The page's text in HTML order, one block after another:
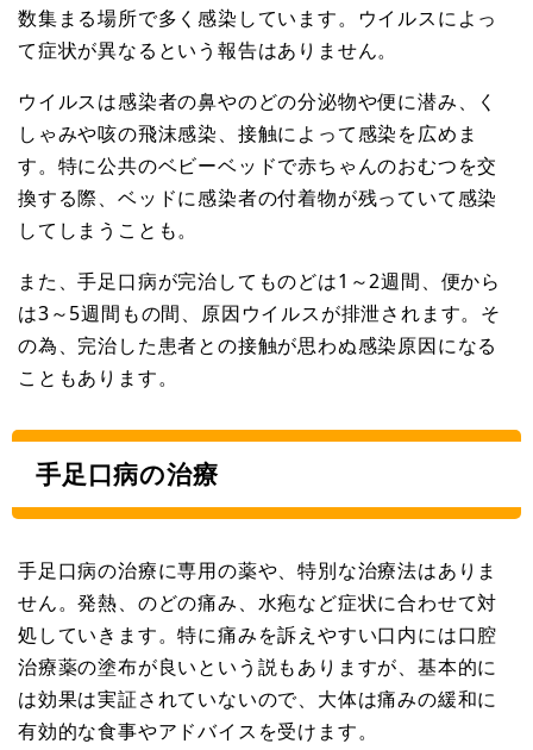
数集まる場所で多く感染しています。ウイルスによっ
て症状が異なるという報告はありません。
ウイルスは感染者の鼻やのどの分泌物や便に潜み、く
しゃみや咳の飛沫感染、接触によって感染を広めま
す。特に公共のベビーベッドで赤ちゃんのおむつを交
換する際、ベッドに感染者の付着物が残っていて感染
してしまうことも。
また、手足口病が完治してものどは1～2週間、便から
は3～5週間もの間、原因ウイルスが排泄されます。そ
の為、完治した患者との接触が思わぬ感染原因になる
こともあります。
手足口病の治療
手足口病の治療に専用の薬や、特別な治療法はありま
せん。発熱、のどの痛み、水疱など症状に合わせて対
処していきます。特に痛みを訴えやすい口内には口腔
治療薬の塗布が良いという説もありますが、基本的に
は効果は実証されていないので、大体は痛みの緩和に
有効的な食事やアドバイスを受けます。